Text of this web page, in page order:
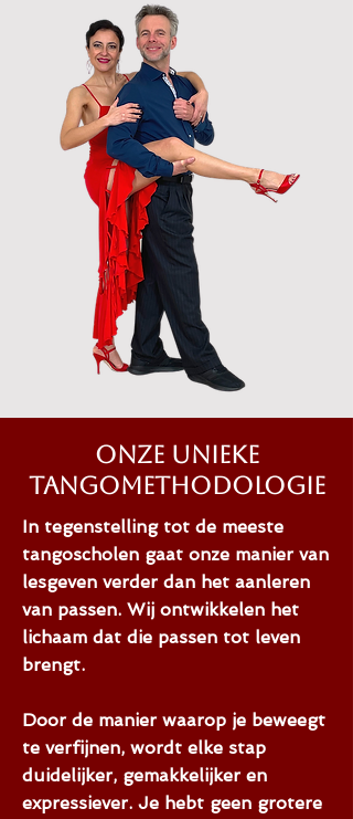
Onze unieke
tangomethodologie
In tegenstelling tot de meeste
tangoscholen gaat onze manier van
lesgeven verder dan het aanleren
van passen. Wij ontwikkelen het
lichaam dat die passen tot leven
brengt.
Door de manier waarop je beweegt
te verfijnen, wordt elke stap
duidelijker, gemakkelijker en
expressiever. Je hebt geen grotere